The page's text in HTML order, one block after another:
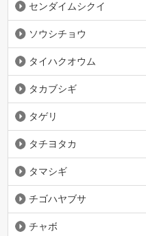
センダイムシクイ
ソウシチョウ
タイハクオウム
タカブシギ
タゲリ
タチヨタカ
タマシギ
チゴハヤブサ
チャボ